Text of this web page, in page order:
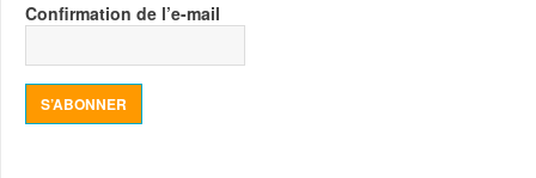
Confirmation de l’e-mail
S’ABONNER